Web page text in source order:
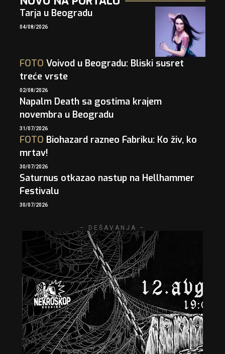
Tarja u Beogradu
04/08/2026
FOTO Voivod u Beogradu: Bliski susret
treće vrste
02/08/2026
Napalm Death sa gostima krajem
novembra u Beogradu
31/07/2026
FOTO Biohazard razneo Fabriku: Ko živ, ko
mrtav!
30/07/2026
Saturnus otkazao nastup na Hellhammer
Festivalu
30/07/2026
– DEŠAVANJA –